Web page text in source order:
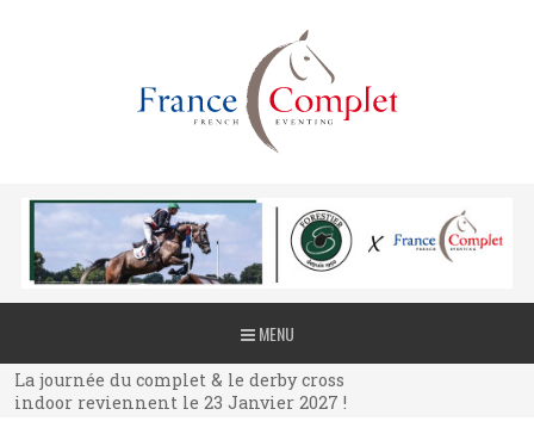
MENU
La journée du complet & le derby cross
indoor reviennent le 23 Janvier 2027 !
La journée du complet & le derby cross
indoor reviennent le 23 Janvier 2027 !